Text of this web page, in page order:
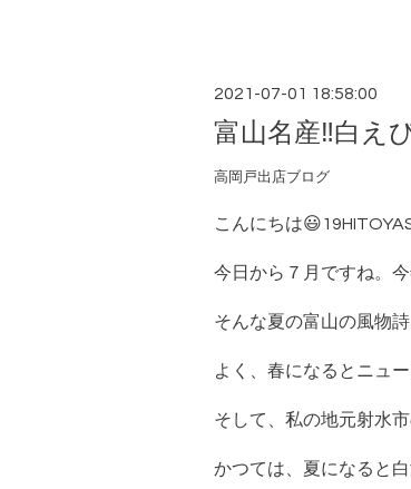
2021-07-01 18:58:00
富山名産‼︎白え
高岡戸出店ブログ
こんにちは
今日から７月ですね。
そんな夏の富山の風物
よく、春になるとニュ
そして、私の地元射水
かつては、夏になると